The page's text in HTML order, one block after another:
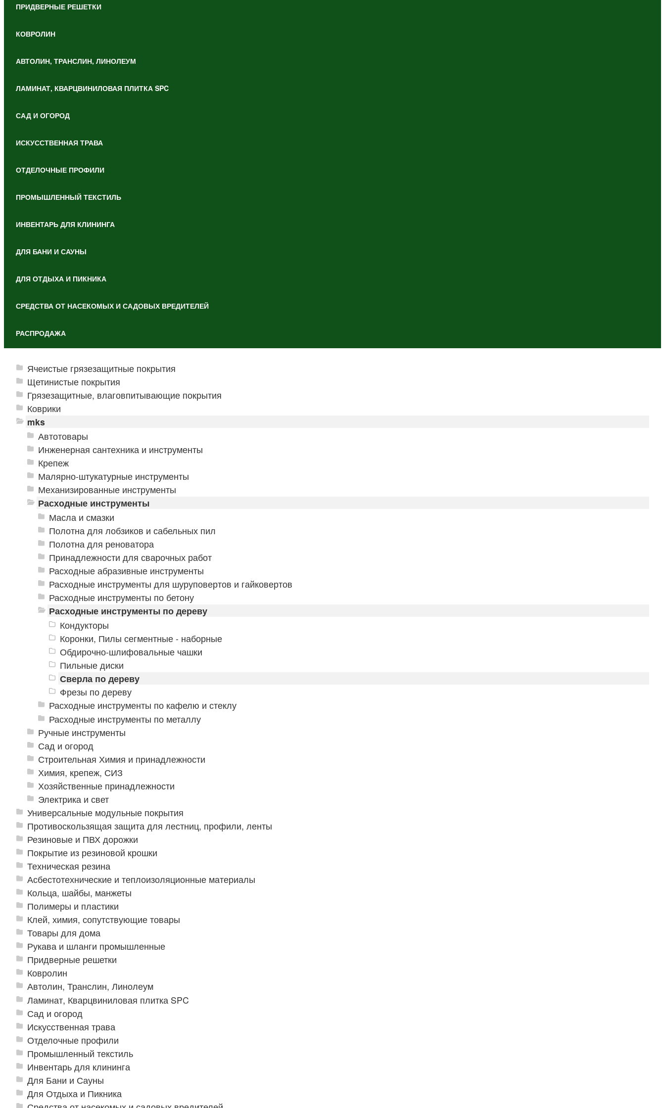
ПРИДВЕРНЫЕ РЕШЕТКИ
КОВРОЛИН
АВТОЛИН, ТРАНСЛИН, ЛИНОЛЕУМ
ЛАМИНАТ, КВАРЦВИНИЛОВАЯ ПЛИТКА SPC
САД И ОГОРОД
ИСКУССТВЕННАЯ ТРАВА
ОТДЕЛОЧНЫЕ ПРОФИЛИ
ПРОМЫШЛЕННЫЙ ТЕКСТИЛЬ
ИНВЕНТАРЬ ДЛЯ КЛИНИНГА
ДЛЯ БАНИ И САУНЫ
ДЛЯ ОТДЫХА И ПИКНИКА
СРЕДСТВА ОТ НАСЕКОМЫХ И САДОВЫХ ВРЕДИТЕЛЕЙ
РАСПРОДАЖА
Ячеистые грязезащитные покрытия
Щетинистые покрытия
Грязезащитные, влаговпитывающие покрытия
Коврики
mks
Автотовары
Инженерная сантехника и инструменты
Крепеж
Малярно-штукатурные инструменты
Механизированные инструменты
Расходные инструменты
Масла и смазки
Полотна для лобзиков и сабельных пил
Полотна для реноватора
Принадлежности для сварочных работ
Расходные абразивные инструменты
Расходные инструменты для шуруповертов и гайковертов
Расходные инструменты по бетону
Расходные инструменты по дереву
Кондукторы
Коронки, Пилы сегментные - наборные
Обдирочно-шлифовальные чашки
Пильные диски
Сверла по дереву
Фрезы по дереву
Расходные инструменты по кафелю и стеклу
Расходные инструменты по металлу
Ручные инструменты
Сад и огород
Строительная Химия и принадлежности
Химия, крепеж, СИЗ
Хозяйственные принадлежности
Электрика и свет
Универсальные модульные покрытия
Противоскользящая защита для лестниц, профили, ленты
Резиновые и ПВХ дорожки
Покрытие из резиновой крошки
Техническая резина
Асбестотехнические и теплоизоляционные материалы
Кольца, шайбы, манжеты
Полимеры и пластики
Клей, химия, сопутствующие товары
Товары для дома
Рукава и шланги промышленные
Придверные решетки
Ковролин
Автолин, Транслин, Линолеум
Ламинат, Кварцвиниловая плитка SPC
Сад и огород
Искусственная трава
Отделочные профили
Промышленный текстиль
Инвентарь для клининга
Для Бани и Сауны
Для Отдыха и Пикника